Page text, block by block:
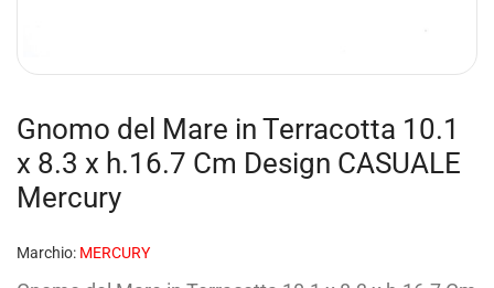
Gnomo del Mare in Terracotta 10.1
x 8.3 x h.16.7 Cm Design CASUALE
Mercury
Marchio: MERCURY